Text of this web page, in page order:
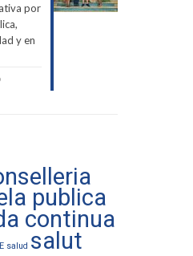
por
y en
publica
continua
salud salut